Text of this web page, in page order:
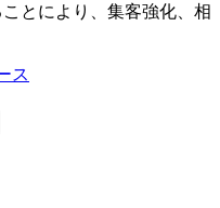
とにより、集客強化、相
ス